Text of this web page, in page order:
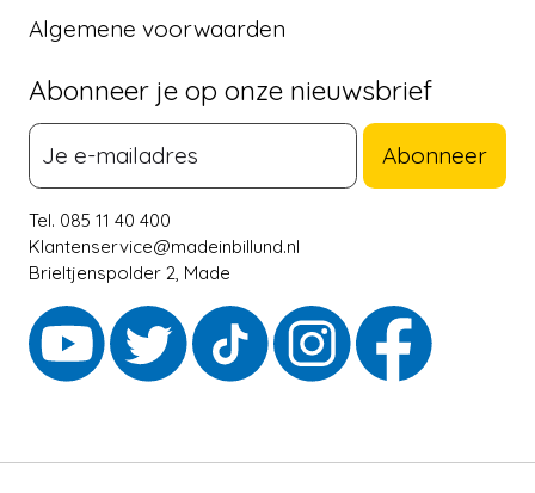
Algemene voorwaarden
Abonneer je op onze nieuwsbrief
Abonneer
Tel. 085 11 40 400
Klantenservice@madeinbillund.nl
Brieltjenspolder 2, Made